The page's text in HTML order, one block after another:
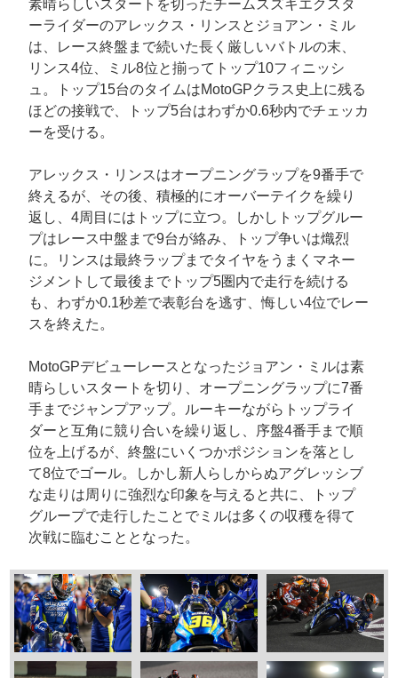
素晴らしいスタートを切ったチームスズキエクスタ
ーライダーのアレックス・リンスとジョアン・ミル
は、レース終盤まで続いた長く厳しいバトルの末、
リンス4位、ミル8位と揃ってトップ10フィニッシ
ュ。トップ15台のタイムはMotoGPクラス史上に残る
ほどの接戦で、トップ5台はわずか0.6秒内でチェッカ
ーを受ける。
アレックス・リンスはオープニングラップを9番手で
終えるが、その後、積極的にオーバーテイクを繰り
返し、4周目にはトップに立つ。しかしトップグルー
プはレース中盤まで9台が絡み、トップ争いは熾烈
に。リンスは最終ラップまでタイヤをうまくマネー
ジメントして最後までトップ5圏内で走行を続ける
も、わずか0.1秒差で表彰台を逃す、悔しい4位でレー
スを終えた。
MotoGPデビューレースとなったジョアン・ミルは素
晴らしいスタートを切り、オープニングラップに7番
手までジャンプアップ。ルーキーながらトップライ
ダーと互角に競り合いを繰り返し、序盤4番手まで順
位を上げるが、終盤にいくつかポジションを落とし
て8位でゴール。しかし新人らしからぬアグレッシブ
な走りは周りに強烈な印象を与えると共に、トップ
グループで走行したことでミルは多くの収穫を得て
次戦に臨むこととなった。